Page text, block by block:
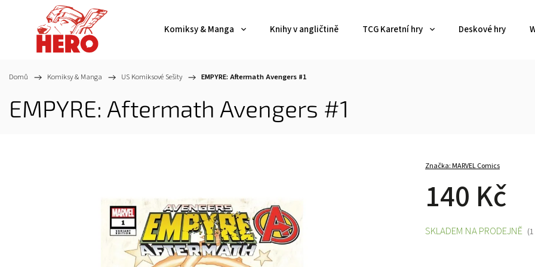
Komiksy & Manga Knihy v angličtině TCG Karetní hry Deskové hry
Domů / Komiksy & Manga / US Komiksové Sešity / EMPYRE: Aftermath Avengers #1
EMPYRE: Aftermath Avengers #1
Značka:MARVEL Comics
140 Kč
SKLADEM NA PRODEJNĚ